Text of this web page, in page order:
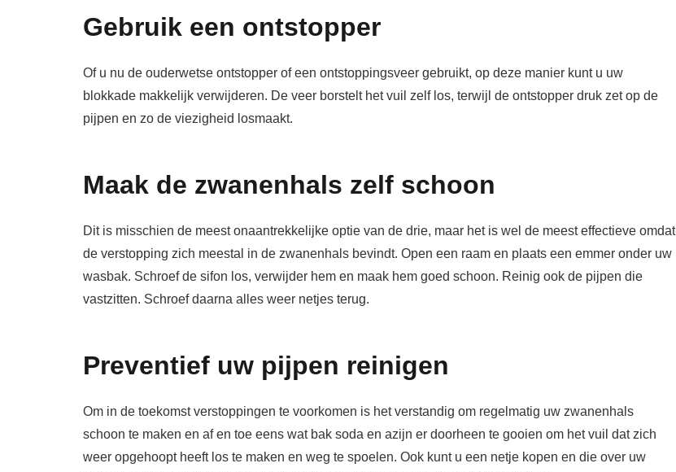
Gebruik een ontstopper
Of u nu de ouderwetse ontstopper of een ontstoppingsveer gebruikt, op deze manier kunt u uw
blokkade makkelijk verwijderen. De veer borstelt het vuil zelf los, terwijl de ontstopper druk zet op de
pijpen en zo de viezigheid losmaakt.
Maak de zwanenhals zelf schoon
Dit is misschien de meest onaantrekkelijke optie van de drie, maar het is wel de meest effectieve omdat
de verstopping zich meestal in de zwanenhals bevindt. Open een raam en plaats een emmer onder uw
wasbak. Schroef de sifon los, verwijder hem en maak hem goed schoon. Reinig ook de pijpen die
vastzitten. Schroef daarna alles weer netjes terug.
Preventief uw pijpen reinigen
Om in de toekomst verstoppingen te voorkomen is het verstandig om regelmatig uw zwanenhals
schoon te maken en af en toe eens wat bak soda en azijn er doorheen te gooien om het vuil dat zich
weer opgehoopt heeft los te maken en weg te spoelen. Ook kunt u een netje kopen en die over uw